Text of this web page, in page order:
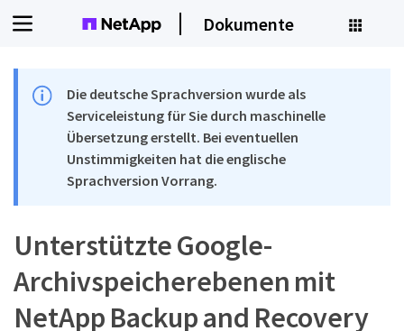
Dokumente
Die deutsche Sprachversion wurde als
Serviceleistung für Sie durch maschinelle
Übersetzung erstellt. Bei eventuellen
Unstimmigkeiten hat die englische
Sprachversion Vorrang.
Unterstützte Google-
Archivspeicherebenen mit
NetApp Backup and Recovery